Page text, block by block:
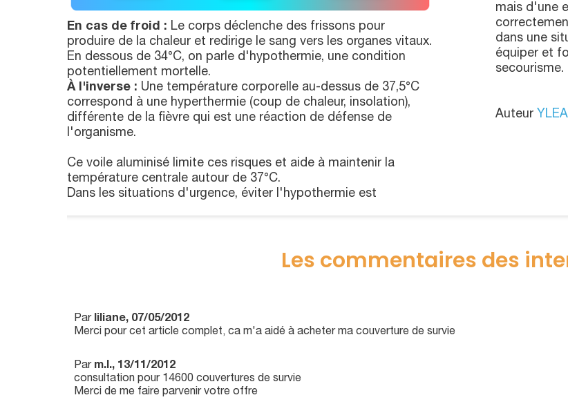
En cas de froid : Le corps déclenche des frissons pour
produire de la chaleur et redirige le sang vers les organes vitaux.
En dessous de 34°C, on parle d'hypothermie, une condition
potentiellement mortelle.
À l'inverse : Une température corporelle au-dessus de 37,5°C
correspond à une hyperthermie (coup de chaleur, insolation),
différente de la fièvre qui est une réaction de défense de
l'organisme.
Ce voile aluminisé limite ces risques et aide à maintenir la
température centrale autour de 37°C.
Dans les situations d'urgence, éviter l'hypothermie est
mais d'une
dans une
équiper et
secourisme.
Auteur YLEA
Les commentaires des
Par liliane, 07/05/2012
Merci pour cet article complet, ca m'a aidé à acheter ma couverture de survie
Par m.l., 13/11/2012
consultation pour 14600 couvertures de survie
Merci de me faire parvenir votre offre